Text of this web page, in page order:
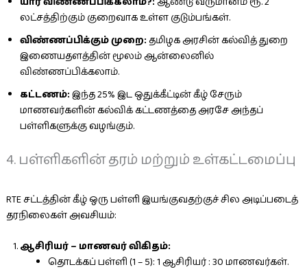
லட்சத்திற்கும் குறைவாக உள்ள குடும்பங்கள்.
விண்ணப்பிக்கும் முறை:தமிழக அரசின் கல்வித் துறை
இணையதளத்தின் மூலம் ஆன்லைனில்
விண்ணப்பிக்கலாம்.
கட்டணம்:இந்த 25% இட ஒதுக்கீட்டின் கீழ் சேரும்
மாணவர்களின் கல்விக் கட்டணத்தை அரசே அந்தப்
பள்ளிகளுக்கு வழங்கும்.
4. பள்ளிகளின் தரம் மற்றும் உள்கட்டமைப்பு
RTE சட்டத்தின் கீழ் ஒரு பள்ளி இயங்குவதற்குச் சில அடிப்படைத்
தரநிலைகள் அவசியம்:
ஆசிரியர் – மாணவர் விகிதம்:
தொடக்கப் பள்ளி (1 – 5): 1 ஆசிரியர் : 30 மாணவர்கள்.